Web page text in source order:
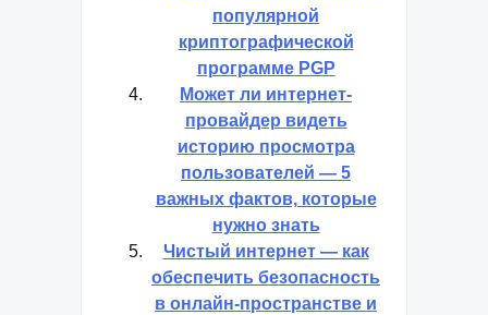
популярной
криптографической
программе PGP
Может ли интернет-
провайдер видеть
историю просмотра
пользователей — 5
важных фактов, которые
нужно знать
Чистый интернет — как
обеспечить безопасность
в онлайн-пространстве и